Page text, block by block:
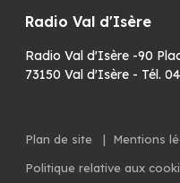
Radio Val d'Isère
Radio Val d'Isère -90
73150 Val d'Isère - Tél.
Plan de site | Mentions
Politique relative aux